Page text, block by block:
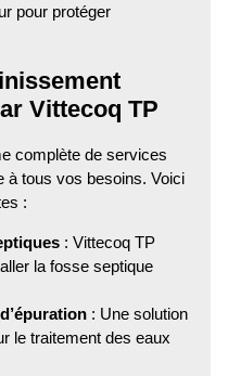
pour protéger
Vittecoq TP
complète de services
à tous vos besoins. Voici
:
: Vittecoq TP
la fosse septique
: Une solution
le traitement des eaux